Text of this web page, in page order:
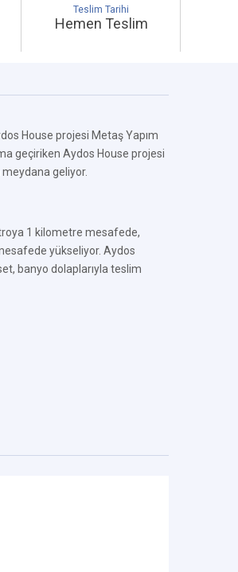
Teslim Tarihi
Hemen Teslim
House projesi Metaş Yapım
geçiriken Aydos House projesi
geliyor.
1 kilometre mesafede,
yükseliyor. Aydos
banyo dolaplarıyla teslim